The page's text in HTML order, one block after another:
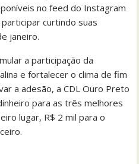
no feed do Instagram
curtindo suas
janeiro.
a participação da
e fortalecer o clima de fim
a adesão, a CDL Ouro Preto
para as três melhores
lugar, R$ 2 mil para o